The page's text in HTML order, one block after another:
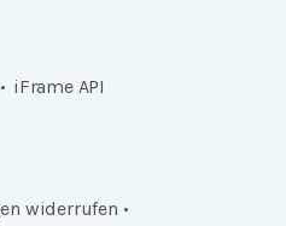
iFrame API
widerrufen